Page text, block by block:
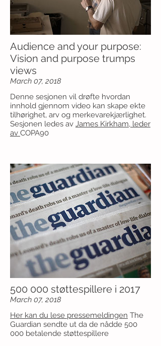
Audience and your purpose:
Vision and purpose trumps
views
March 07, 2018
Denne sesjonen vil drøfte hvordan
innhold gjennom video kan skape ekte
tilhørighet, arv og merkevarekjærlighet.
Sesjonen ledes av James Kirkham, leder
av COPA90
500 000 støttespillere i 2017
March 07, 2018
Her kan du lese pressemeldingen The
Guardian sendte ut da de nådde 500
000 betalende støttespillere